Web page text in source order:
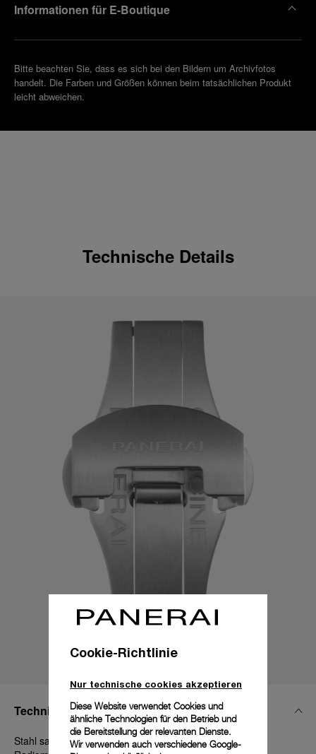
Informationen für E-Boutique
Bitte beachten Sie, dass es sich bei den Bildern um Archivfotos
handelt. Die Farben und Größen können beim tatsächlichen Produkt
leicht abweichen.
Technische Details
Technische Details
Stahl satiniert, 22 mm, Luminor 44 - 47 - 48 mm und
Cookie-Richtlinie
Nur technische cookies akzeptieren
Diese Website verwendet Cookies und
ähnliche Technologien für den Betrieb und
die Bereitstellung der relevanten Dienste.
Wir verwenden auch verschiedene Google-